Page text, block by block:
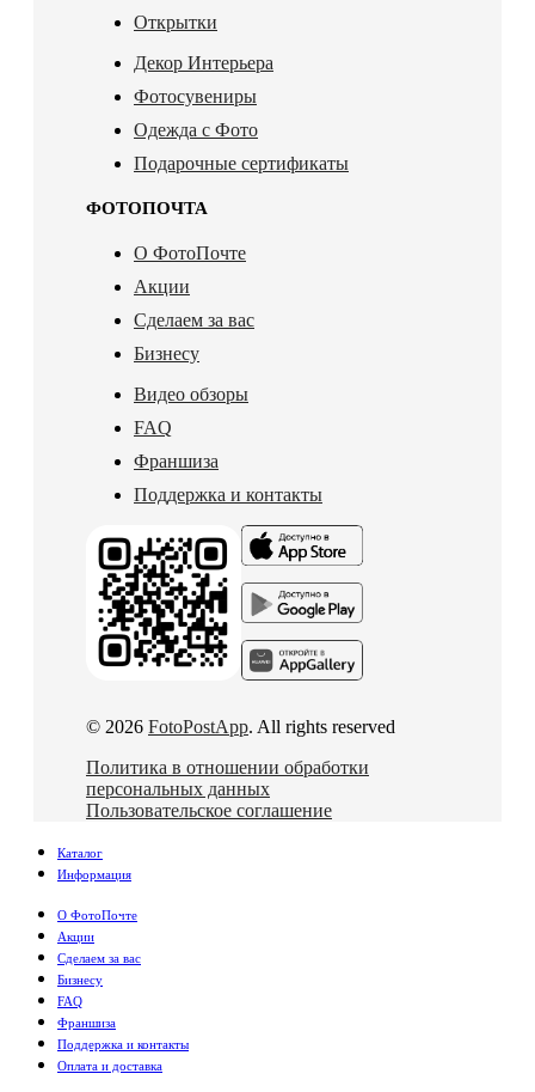
Открытки
Декор Интерьера
Фотосувениры
Одежда с Фото
Подарочные сертификаты
ФОТОПОЧТА
О ФотоПочте
Акции
Сделаем за вас
Бизнесу
Видео обзоры
FAQ
Франшиза
Поддержка и контакты
© 2026 FotoPostApp. All rights reserved
Политика в отношении обработки
персональных данных
Пользовательское соглашение
Каталог
Информация
О ФотоПочте
Акции
Сделаем за вас
Бизнесу
FAQ
Франшиза
Поддержка и контакты
Оплата и доставка